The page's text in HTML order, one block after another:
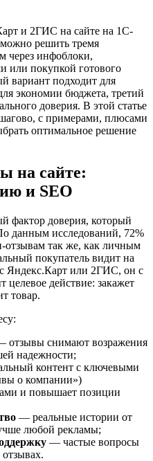
и 2ГИС на сайте на 1С-
решить тремя
через инфоблоки,
или покупкой готового
вариант подходит для
экономии бюджета, третий
доверия. В этой статье
с примерами, плюсами
оптимальное решение
на сайте:
и SEO
доверия, который
данным исследований, 72%
отзывам так же, как личным
покупатель видит на
Яндекс.Карт или 2ГИС, он с
целевое действие: закажет
товар.
отзывы снимают возражения
надежности;
контент с ключевыми
о компании»)
и повышает позиции
— реальные истории от
любой рекламы;
— частые вопросы